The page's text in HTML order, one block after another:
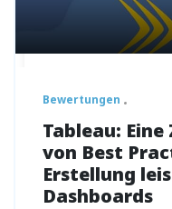
Bewertungen
Tableau:
von Best
Erstellung
Dashboards